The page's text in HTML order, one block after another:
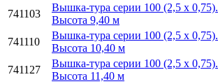
741103
Вышка-тура серии 100 (2,5 х 0,75).
Высота 9,40 м
741110
Вышка-тура серии 100 (2,5 х 0,75).
Высота 10,40 м
741127
Вышка-тура серии 100 (2,5 х 0,75).
Высота 11,40 м